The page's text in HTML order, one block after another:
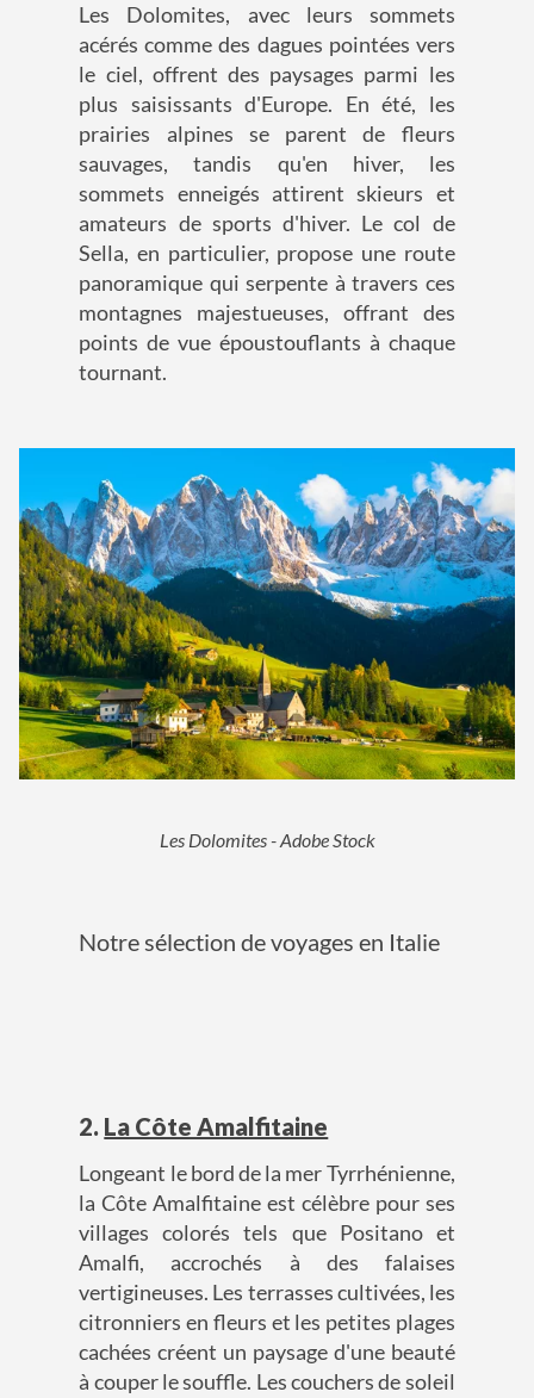
Les Dolomites, avec leurs sommets
acérés comme des dagues pointées vers
le ciel, offrent des paysages parmi les
plus saisissants d'Europe. En été, les
prairies alpines se parent de fleurs
sauvages, tandis qu'en hiver, les
sommets enneigés attirent skieurs et
amateurs de sports d'hiver. Le col de
Sella, en particulier, propose une route
panoramique qui serpente à travers ces
montagnes majestueuses, offrant des
points de vue époustouflants à chaque
tournant.
Les Dolomites - Adobe Stock
Notre sélection de voyages en Italie
2. La Côte Amalfitaine
Longeant le bord de la mer Tyrrhénienne,
la Côte Amalfitaine est célèbre pour ses
villages colorés tels que Positano et
Amalfi, accrochés à des falaises
vertigineuses. Les terrasses cultivées, les
citronniers en fleurs et les petites plages
cachées créent un paysage d'une beauté
à couper le souffle. Les couchers de soleil